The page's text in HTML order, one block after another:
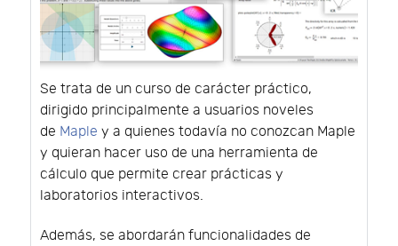
Se trata de un curso de carácter práctico,
dirigido principalmente a usuarios noveles
de Maple y a quienes todavía no conozcan Maple
y quieran hacer uso de una herramienta de
cálculo que permite crear prácticas y
laboratorios interactivos.
Además, se abordarán funcionalidades de